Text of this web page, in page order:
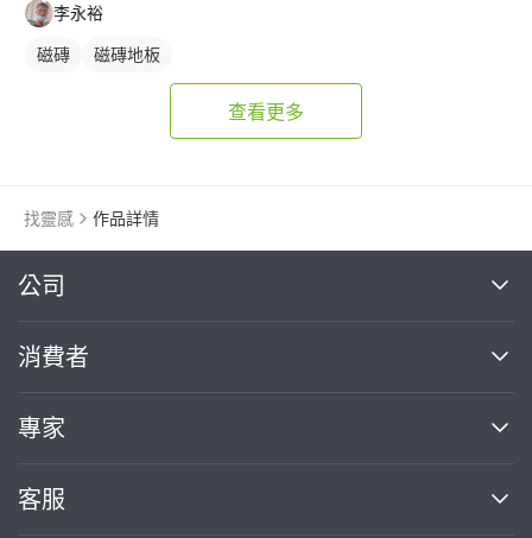
李永裕
磁磚 磁磚地板
查看更多
找靈感 作品詳情
公司
關於我們
部落格
加入我們
消費者
買服務
熱門服務
專家
案件中心
客服
繼續完成